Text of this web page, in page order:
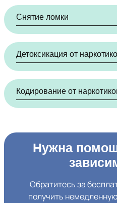
Снятие ломки
Детоксикация от
Кодирование от
Нужна
Обратитесь за
получить